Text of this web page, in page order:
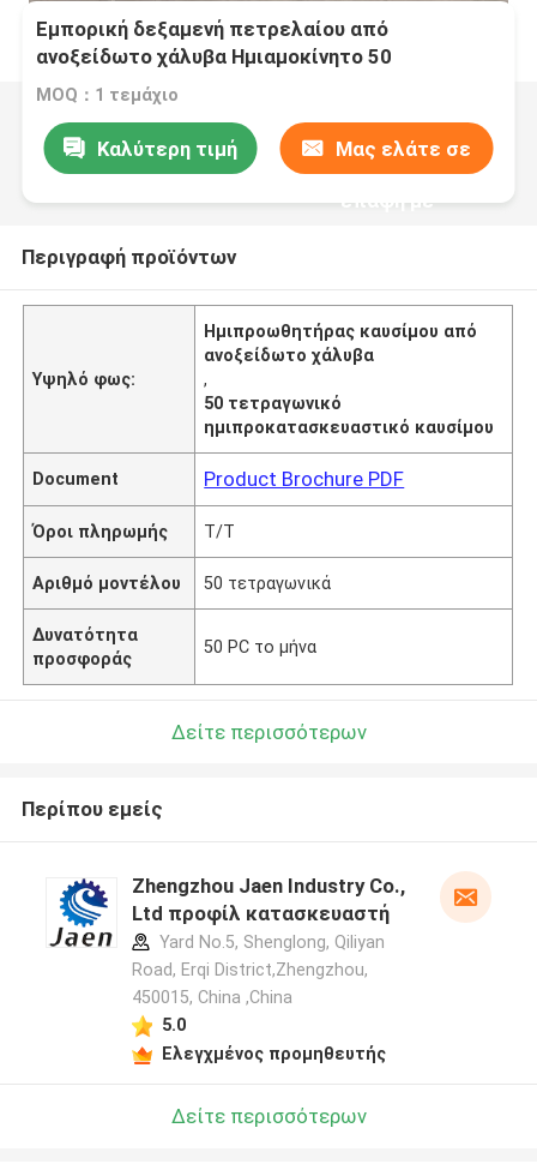
Εμπορική δεξαμενή πετρελαίου από
ανοξείδωτο χάλυβα Ημιαμοκίνητο 50
τετραγωνικών δεξαμενών υγρού Φορτηγό
μεταφορικό όχημα
MOQ：1 τεμάχιο
Καλύτερη τιμή Μας ελάτε σε
επαφή με
Περιγραφή προϊόντων
Υψηλό φως:
Ημιπροωθητήρας καυσίμου από
ανοξείδωτο χάλυβα
,
50 τετραγωνικό
ημιπροκατασκευαστικό καυσίμου
Document Product Brochure PDF
Όροι πληρωμής Τ/Τ
Αριθμό μοντέλου 50 τετραγωνικά
Δυνατότητα
προσφοράς
50 PC το μήνα
Δείτε περισσότερων
Περίπου εμείς
Zhengzhou Jaen Industry Co.,
Ltd προφίλ κατασκευαστή
Yard No.5, Shenglong, Qiliyan
Road, Erqi District,Zhengzhou,
450015, China ,China
5.0
Ελεγχμένος προμηθευτής
Δείτε περισσότερων